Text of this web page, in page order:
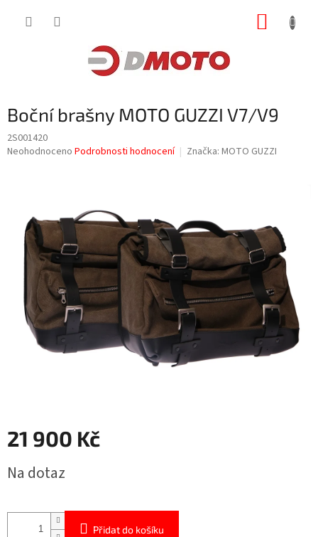
Boční brašny MOTO GUZZI V7/V9
2S001420
Průměrné
hvězdiček.
Neohodnoceno Podrobnosti hodnocení Značka: MOTO GUZZI
21 900 Kč
cena:
Na dotaz
Přidat do košíku